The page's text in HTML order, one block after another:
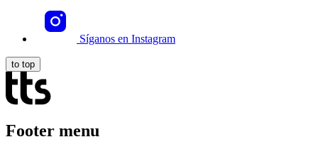
Síganos en Instagram
to top
Footer menu